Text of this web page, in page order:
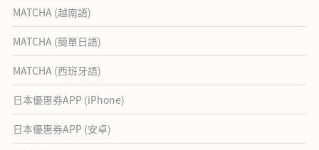
MATCHA (越南語)
MATCHA (簡單日語)
MATCHA (西班牙語)
日本優惠券APP (iPhone)
日本優惠券APP (安卓)